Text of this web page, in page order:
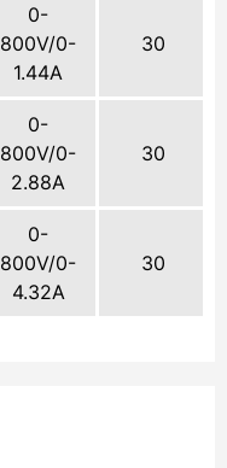
0-
800V/0-
1.44A
30
0-
800V/0-
2.88A
30
0-
800V/0-
4.32A
30